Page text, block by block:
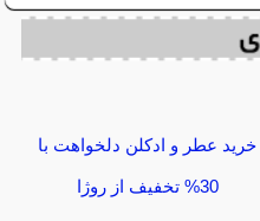
خرید عطر و ادکلن دلخواهت با
30% تخفیف از روژا